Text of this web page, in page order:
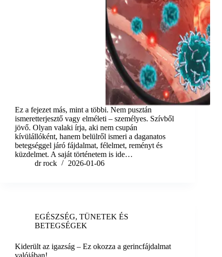
Ez a fejezet más, mint a többi. Nem pusztán
ismeretterjesztő vagy elméleti – személyes. Szívből
jövő. Olyan valaki írja, aki nem csupán
kívülállóként, hanem belülről ismeri a daganatos
betegséggel járó fájdalmat, félelmet, reményt és
küzdelmet. A saját történetem is ide…
dr rock
2026-01-06
EGÉSZSÉG, TÜNETEK ÉS
BETEGSÉGEK
Kiderült az igazság – Ez okozza a gerincfájdalmat
valójában!